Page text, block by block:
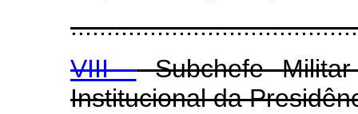
VIII -Subchefe
Institucional da